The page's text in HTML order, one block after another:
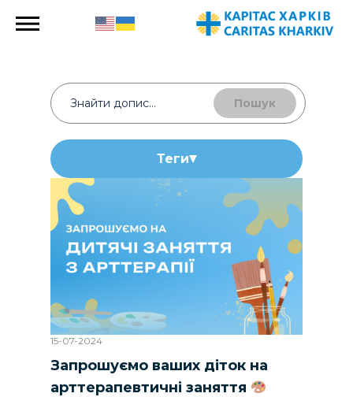
Пошук
Теги
15-07-2024
Запрошуємо ваших діток на
арттерапевтичні заняття